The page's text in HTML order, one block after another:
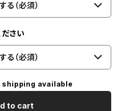
る（必須）
さい
る（必須）
available
to cart